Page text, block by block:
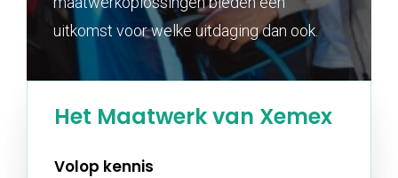
uitkomst voor welke uitdaging dan ook.
Het Maatwerk van Xemex
Volop kennis